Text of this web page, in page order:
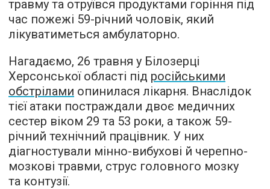
травму та отруївся продуктами горіння під
час пожежі 59-річний чоловік, який
лікуватиметься амбулаторно.
Нагадаємо, 26 травня у Білозерці
Херсонської області під російськими
обстрілами опинилася лікарня. Внаслідок
тієї атаки постраждали двоє медичних
сестер віком 29 та 53 роки, а також 59-
річний технічний працівник. У них
діагностували мінно-вибухові й черепно-
мозкові травми, струс головного мозку
та контузії.